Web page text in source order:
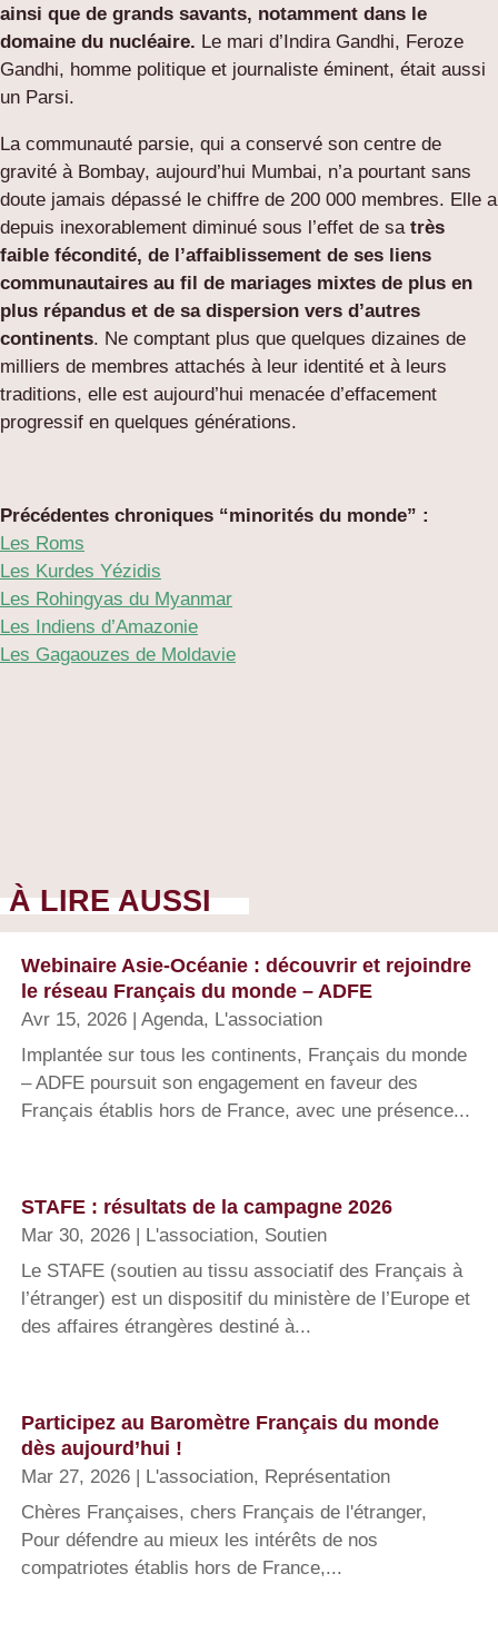
ainsi que de grands savants, notamment dans le
domaine du nucléaire. Le mari d’Indira Gandhi, Feroze
Gandhi, homme politique et journaliste éminent, était aussi
un Parsi.
La communauté parsie, qui a conservé son centre de
gravité à Bombay, aujourd’hui Mumbai, n’a pourtant sans
doute jamais dépassé le chiffre de 200 000 membres. Elle a
depuis inexorablement diminué sous l’effet de sa très
faible fécondité, de l’affaiblissement de ses liens
communautaires au fil de mariages mixtes de plus en
plus répandus et de sa dispersion vers d’autres
continents. Ne comptant plus que quelques dizaines de
milliers de membres attachés à leur identité et à leurs
traditions, elle est aujourd’hui menacée d’effacement
progressif en quelques générations.
Précédentes chroniques “minorités du monde” :
Les Roms
Les Kurdes Yézidis
Les Rohingyas du Myanmar
Les Indiens d’Amazonie
Les Gagaouzes de Moldavie
À LIRE AUSSI
Webinaire Asie-Océanie : découvrir et rejoindre
le réseau Français du monde – ADFE
Avr 15, 2026 Agenda, L'association
Implantée sur tous les continents, Français du monde
– ADFE poursuit son engagement en faveur des
Français établis hors de France, avec une présence...
STAFE : résultats de la campagne 2026
Mar 30, 2026 L'association, Soutien
Le STAFE (soutien au tissu associatif des Français à
l’étranger) est un dispositif du ministère de l’Europe et
des affaires étrangères destiné à...
Participez au Baromètre Français du monde
dès aujourd’hui !
Mar 27, 2026 L'association, Représentation
Chères Françaises, chers Français de l'étranger,
Pour défendre au mieux les intérêts de nos
compatriotes établis hors de France,...